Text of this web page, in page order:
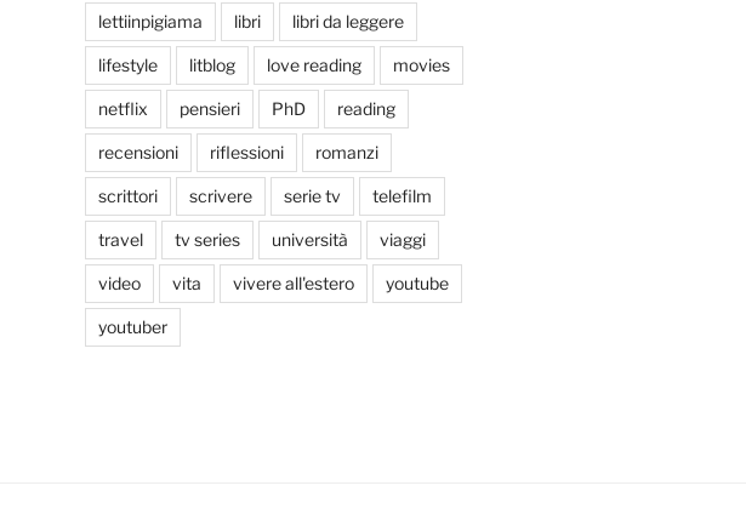
lettiinpigiama libri libri da leggere
lifestyle litblog love reading movies
netflix pensieri PhD reading
recensioni riflessioni romanzi
scrittori scrivere serie tv telefilm
travel tv series università viaggi
video vita vivere all'estero youtube
youtuber